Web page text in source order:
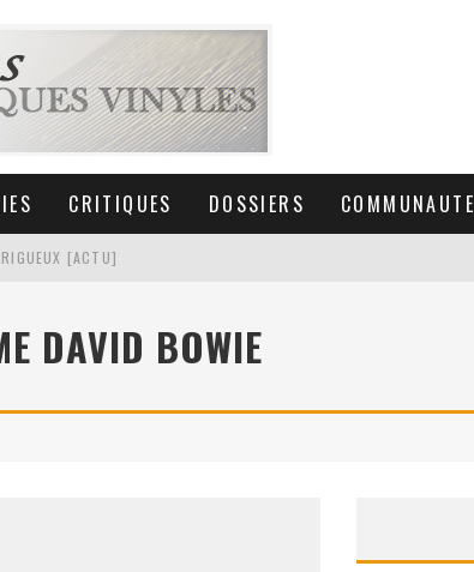
CRITIQUES DOSSIERS COMMUNAUTE
[ACTU]
DAVID BOWIE